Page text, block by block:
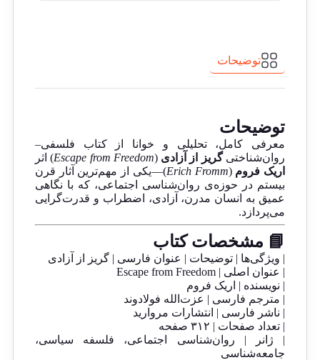
توضیحات
توضیحات
معرفی کامل، تحلیلی و خوانا از کتاب فلسفی–
روان‌شناختیگریز از آزادی (
Escape from Freedom) اثر
اریک فروم (
Erich Fromm)—یکی از مهم‌ترین آثار قرن
بیستم در حوزه‌ی روان‌شناسی اجتماعی، که با نگاهی
عمیق به انسان مدرن، آزادی، اضطراب و قدرت‌گرایی
می‌پردازد.
📘 مشخصات کتاب
| ویژگی‌ها | توضیحات | عنوان فارسی | گریز از آزادی
| عنوان اصلی | Escape from Freedom
| نویسنده | اریک فروم
| مترجم فارسی | عزت‌الله فولادوند
| ناشر فارسی | انتشارات مروارید
| تعداد صفحات | ۳۱۲ صفحه
| ژانر | روان‌شناسی اجتماعی، فلسفه سیاسی،
جامعه‌شناسی